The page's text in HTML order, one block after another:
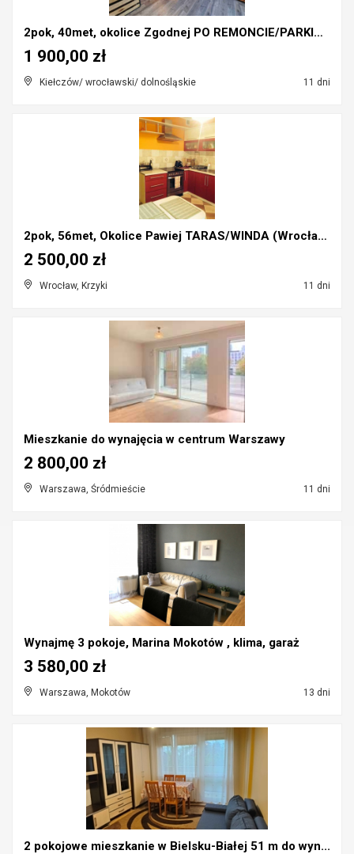
2pok, 40met, okolice Zgodnej PO REMONCIE/PARKING (...
Kiełczów/ wrocławski/ dolnośląskie 11 dni
1 900,00 zł
2pok, 56met, Okolice Pawiej TARAS/WINDA (Wrocław)
Wrocław, Krzyki 11 dni
2 500,00 zł
Mieszkanie do wynajęcia w centrum Warszawy
Warszawa, Śródmieście 11 dni
2 800,00 zł
Wynajmę 3 pokoje, Marina Mokotów , klima, garaż
Warszawa, Mokotów 13 dni
3 580,00 zł
2 pokojowe mieszkanie w Bielsku-Białej 51 m do wyn...